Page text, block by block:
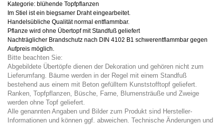
Kategorie: blühende Topfpflanzen
Im Stiel ist ein biegsamer Draht eingearbeitet.
Handelsübliche Qualität normal entflammbar.
Pflanze wird ohne Übertopf mit Standfuß geliefert
Nachträglicher Brandschutz nach DIN 4102 B1 schwerentflammbar gegen
Aufpreis möglich.
Bitte beachten Sie:
Abgebildete Übertöpfe dienen der Dekoration und gehören nicht zum
Lieferumfang. Bäume werden in der Regel mit einem Standfuß
bestehend aus einem mit Beton gefülltem Kunststofftopf geliefert.
Ranken, Topfpflanzen, Büsche, Farne, Blumensträuße und Zweige
werden ohne Topf geliefert.
Alle genannten Angaben und Bilder zum Produkt sind Hersteller-
Informationen und können ggf. abweichen. Technische Änderungen und